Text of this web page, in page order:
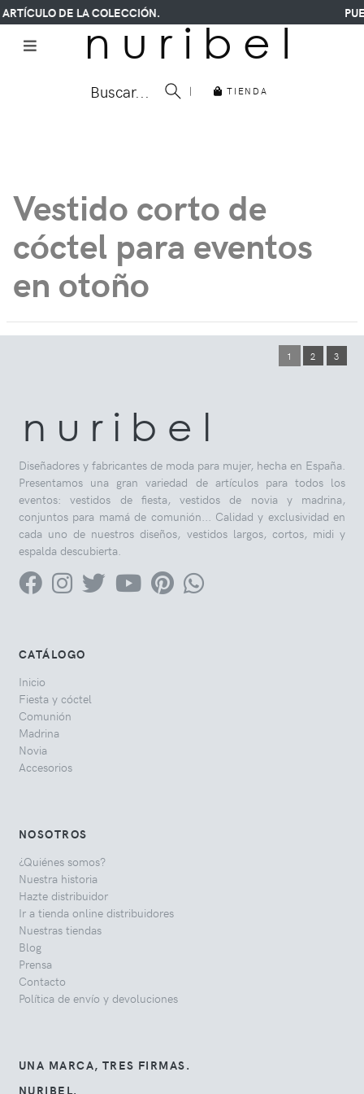
DE LA COLECCIÓN.
n u r i b e l
Buscar... | TIENDA
Vestido corto de
cóctel para eventos
en otoño
1 2 3
n u r i b e l
Diseñadores y fabricantes de moda para mujer, hecha en España.
Presentamos una gran variedad de artículos para todos los
eventos: vestidos de fiesta, vestidos de novia y madrina,
conjuntos para mamá de comunión... Calidad y exclusividad en
cada uno de nuestros diseños, vestidos largos, cortos, midi y
espalda descubierta.
CATÁLOGO
Inicio
Fiesta y cóctel
Comunión
Madrina
Novia
Accesorios
NOSOTROS
¿Quiénes somos?
Nuestra historia
Hazte distribuidor
Ir a tienda online distribuidores
Nuestras tiendas
Blog
Prensa
Contacto
Política de envío y devoluciones
UNA MARCA, TRES FIRMAS.
NURIBEL.